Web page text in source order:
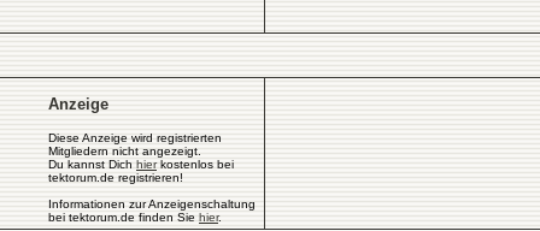
Anzeige
Diese Anzeige wird registrierten
Mitgliedern nicht angezeigt.
Du kannst Dich hierkostenlos bei
tektorum.de registrieren!
Informationen zur Anzeigenschaltung
bei tektorum.de finden Sie hier.